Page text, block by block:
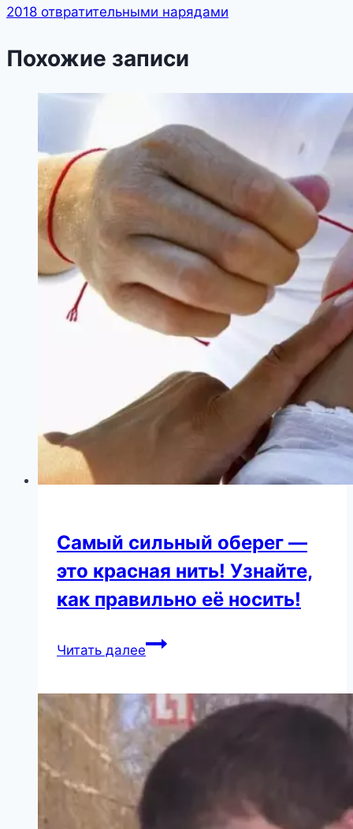
2018 отвратительными нарядами
Похожие записи
Самый сильный оберег —
это красная нить! Узнайте,
как правильно её носить!
Читать далееСамый
—
это
красная
нить!
Узнайте,